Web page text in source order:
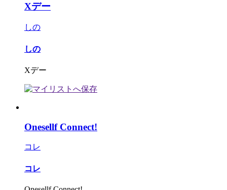
Xデー
しの
しの
Xデー
Onesellf Connect!
コレ
コレ